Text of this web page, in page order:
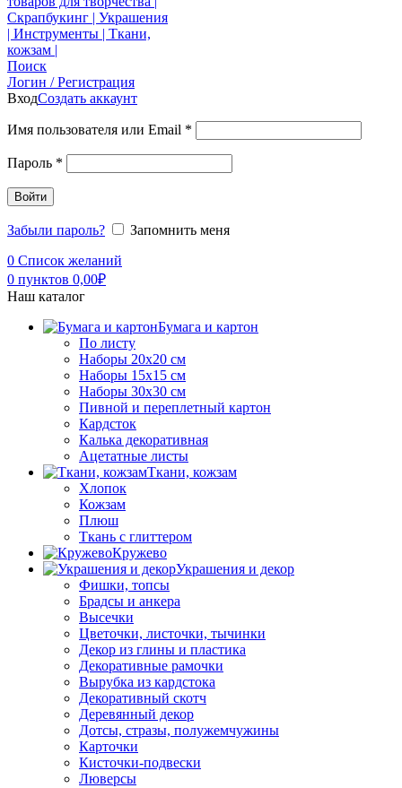
Поиск
Логин / Регистрация
ВходСоздать аккаунт
Имя пользователя или Email *
Пароль *
Войти
Забыли пароль?
Запомнить меня
0 Список желаний
0 пунктов 0,00₽
Наш каталог
Бумага и картон
По листу
Наборы 20х20 см
Наборы 15х15 см
Наборы 30х30 см
Пивной и переплетный картон
Кардсток
Калька декоративная
Ацетатные листы
Ткани, кожзам
Хлопок
Кожзам
Плюш
Ткань с глиттером
Кружево
Украшения и декор
Фишки, топсы
Брадсы и анкера
Высечки
Цветочки, листочки, тычинки
Декор из глины и пластика
Декоративные рамочки
Вырубка из кардстока
Декоративный скотч
Деревянный декор
Дотсы, стразы, полужемчужины
Карточки
Кисточки-подвески
Люверсы